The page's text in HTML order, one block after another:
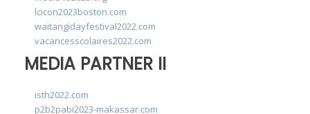
lcicon2023boston.com
waitangidayfestival2022.com
vacancesscolaires2022.com
MEDIA PARTNER II
isth2022.com
p2b2pabi2023-makassar.com